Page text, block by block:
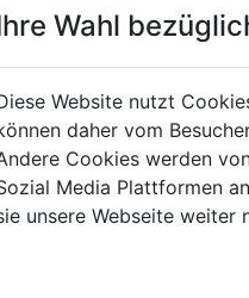
Das
Wahl
Website nutzt
daher vom
Cookies werden
Media Plattformen
unsere Webseite weiter